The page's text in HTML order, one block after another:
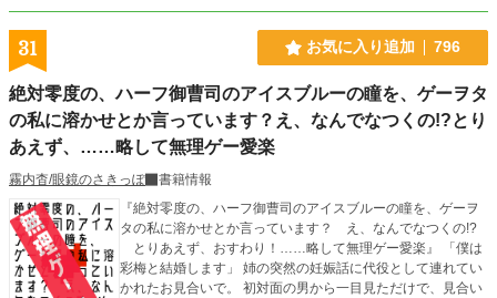
31 お気に入り追加 796
絶対零度の、ハーフ御曹司のアイスブルーの瞳を、ゲーヲタ
の私に溶かせとか言っています？え、なんでなつくの!?とり
あえず、……略して無理ゲー愛楽
霧内杳/眼鏡のさきっぽ
書籍情報
『絶対零度の、ハーフ御曹司のアイスブルーの瞳を、ゲーヲ
タの私に溶かせとか言っています？ え、なんでなつくの!?
とりあえず、おすわり！……略して無理ゲー愛楽』 「僕は
彩梅と結婚します」 姉の突然の妊娠話に代役として連れてい
かれたお見合いで。 初対面の男から一目見ただけで、見合い